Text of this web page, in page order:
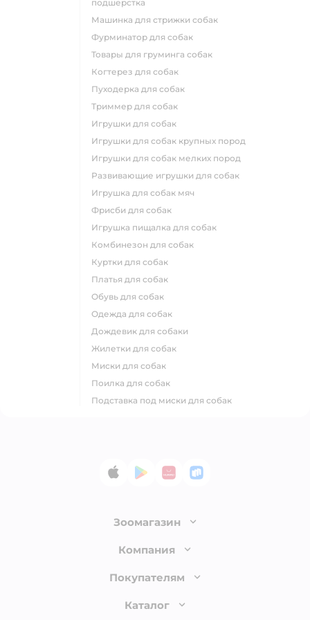
подшерстка
машинка для стрижки собак
фурминатор для собак
товары для груминга собак
когтерез для собак
пуходерка для собак
триммер для собак
игрушки для собак
игрушки для собак крупных пород
игрушки для собак мелких пород
развивающие игрушки для собак
игрушка для собак мяч
фрисби для собак
игрушка пищалка для собак
комбинезон для собак
куртки для собак
платья для собак
обувь для собак
одежда для собак
дождевик для собаки
жилетки для собак
миски для собак
поилка для собак
подставка под миски для собак
App StoreGoogle Play
AppGallery
RuStore
Зоомагазин
Лицензия
Доставка и оплата
Обмен и возврат товара
Компания
О компании
Покупателям
Бонусные карты
Каталог